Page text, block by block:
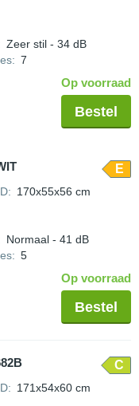
Zeer stil - 34 dB
: 7
Op voorraad
Bestel
E
: 170x55x56 cm
Normaal - 41 dB
: 5
Op voorraad
Bestel
C
: 171x54x60 cm